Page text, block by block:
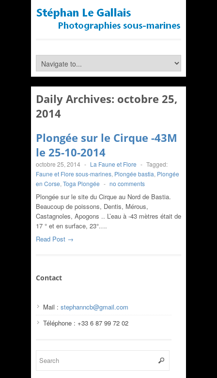
Daily Archives: octobre 25,
2014
Plongée sur le Cirque -43M
le 25-10-2014
octobre 25, 2014 - La Faune et Flore - Tagged:
Faune et Flore sous-marines, Plongée bastia, Plongée
en Corse, Toga Plongée - no comments
Plongée sur le site du Cirque au Nord de Bastia.
Beaucoup de poissons, Dentis, Mérous,
Castagnoles, Apogons .. L’eau à -43 mètres était de
17 ° et en surface, 23°….
Read Post →
Contact
Mail : stephanncb@gmail.com
Téléphone : +33 6 87 99 72 02